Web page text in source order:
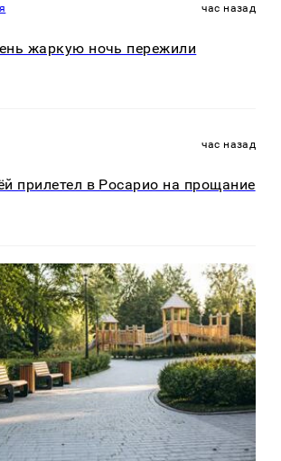
час назад
жаркую ночь пережили
час назад
прилетел в Росарио на прощание